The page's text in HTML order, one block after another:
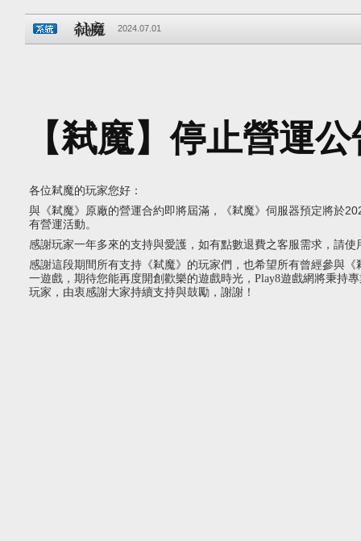
2024.07.01
【弒魔】停止營運
各位弒魔的玩家您好：
與《弒魔》原廠的營運合約即將屆滿，《弒魔》伺服器預定將於
有營運活動。
感謝玩家一年多來的支持與愛護，如有點數退費之客服需求，請
感謝這段期間所有支持《弒魔》的玩家們，也希望所有曾經參與《
一遊戲， 期待您能再度開創歡樂的遊戲時光，Play8遊戲網將秉持
玩家，由衷感謝大家持續支持與鼓勵，謝謝！